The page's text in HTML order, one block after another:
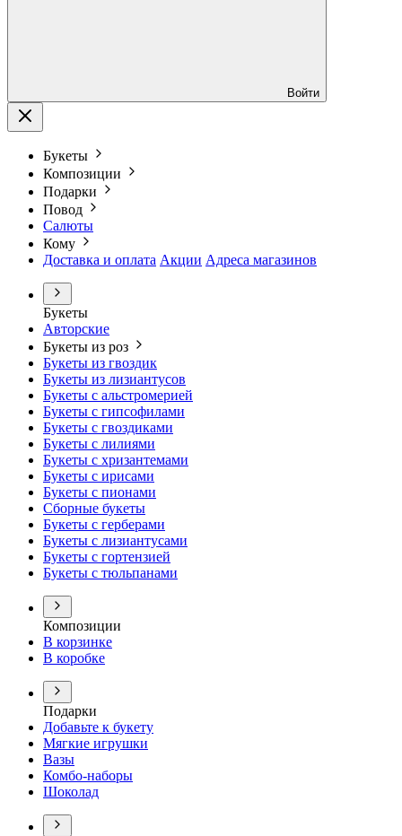
Войти
Букеты
Композиции
Подарки
Повод
Салюты
Кому
Доставка и оплата Акции Адреса магазинов
Букеты
Авторские
Букеты из роз
Букеты из гвоздик
Букеты из лизиантусов
Букеты с альстромерией
Букеты с гипсофилами
Букеты с гвоздиками
Букеты с лилиями
Букеты с хризантемами
Букеты с ирисами
Букеты с пионами
Сборные букеты
Букеты с герберами
Букеты с лизиантусами
Букеты с гортензией
Букеты с тюльпанами
Композиции
В корзинке
В коробке
Подарки
Добавьте к букету
Мягкие игрушки
Вазы
Комбо-наборы
Шоколад